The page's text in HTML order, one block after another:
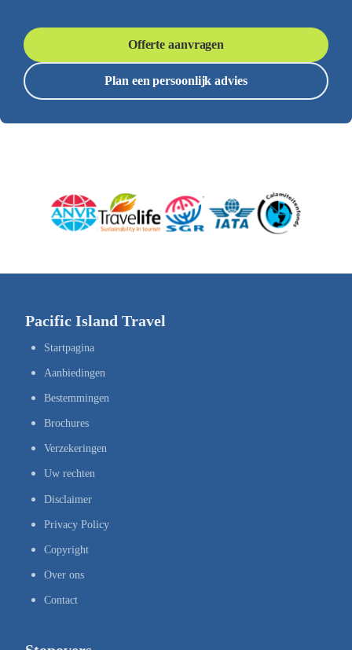
Offerte aanvragen
Plan een persoonlijk advies
Pacific Island Travel
Startpagina
Aanbiedingen
Bestemmingen
Brochures
Verzekeringen
Uw rechten
Disclaimer
Privacy Policy
Copyright
Over ons
Contact